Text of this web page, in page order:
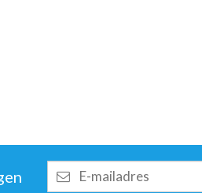
mailadres